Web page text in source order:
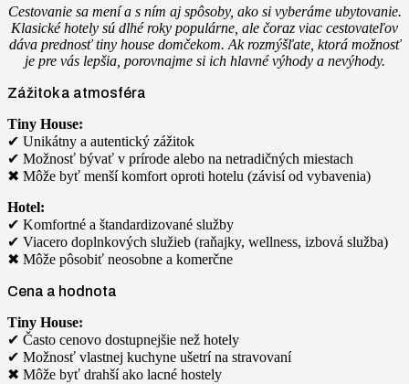
Cestovanie sa mení a s ním aj spôsoby, ako si vyberáme ubytovanie.
Klasické hotely sú dlhé roky populárne, ale čoraz viac cestovateľov
dáva prednosť tiny house domčekom. Ak rozmýšľate, ktorá možnosť
je pre vás lepšia, porovnajme si ich hlavné výhody a nevýhody.
Zážitok a atmosféra
Tiny House:
✔ Unikátny a autentický zážitok
✔ Možnosť bývať v prírode alebo na netradičných miestach
✖ Môže byť menší komfort oproti hotelu (závisí od vybavenia)
Hotel:
✔ Komfortné a štandardizované služby
✔ Viacero doplnkových služieb (raňajky, wellness, izbová služba)
✖ Môže pôsobiť neosobne a komerčne
Cena a hodnota
Tiny House:
✔ Často cenovo dostupnejšie než hotely
✔ Možnosť vlastnej kuchyne ušetrí na stravovaní
✖ Môže byť drahší ako lacné hostely